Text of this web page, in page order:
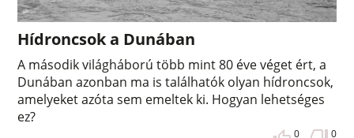
Hídroncsok a Dunában
A második világháború több mint 80 éve véget ért, a
Dunában azonban ma is találhatók olyan hídroncsok,
amelyeket azóta sem emeltek ki. Hogyan lehetséges
ez?
0 0